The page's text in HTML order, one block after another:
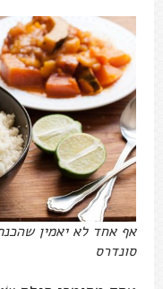
אף אחד לא יאמין
סונדרס